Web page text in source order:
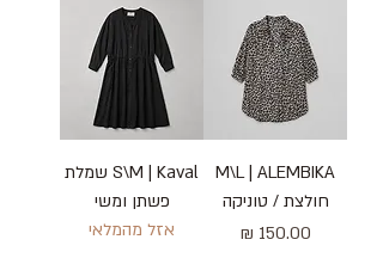
M\L | ALEMBIKA
חולצת / טוניקה
מחיר
S\M | Kaval שמלת
פשתן ומשי
אזל מהמלאי